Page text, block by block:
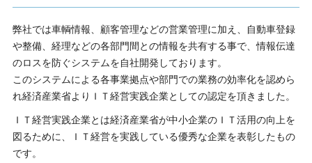
弊社では車輌情報、顧客管理などの営業管理に加え、自動車登録
や整備、経理などの各部門間との情報を共有する事で、情報伝達
のロスを防ぐシステムを自社開発しております。
このシステムによる各事業拠点や部門での業務の効率化を認めら
れ経済産業省よりＩＴ経営実践企業としての認定を頂きました。
ＩＴ経営実践企業とは経済産業省が中小企業のＩＴ活用の向上を
図るために、ＩＴ経営を実践している優秀な企業を表彰したもの
です。